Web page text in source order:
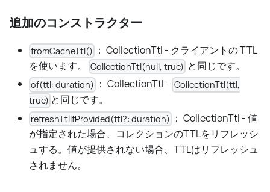
追加のコンストラクター
fromCacheTtl()
： CollectionTtl - クライアントの TTL
を使います。
CollectionTtl(null, true) と同じです。
of(ttl: duration) ： CollectionTtl - CollectionTtl(ttl,
true) と同じです。
refreshTtlIfProvided(ttl?: duration)
： CollectionTtl - 値
が指定された場合、コレクションのTTLをリフレッシ
ュする。値が提供されない場合、TTLはリフレッシュ
されません。